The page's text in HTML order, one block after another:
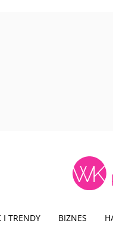
I TRENDY BIZNES